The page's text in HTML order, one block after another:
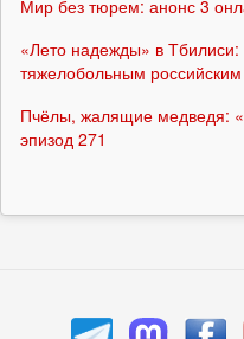
Мир без тюрем: анонс 3
«Лето надежды» в
тяжелобольным
Пчёлы, жалящие медведя:
эпизод 271